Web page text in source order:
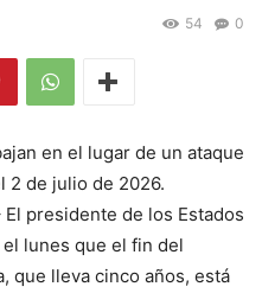
0
54
en el lugar de un ataque
2 de julio de 2026.
El presidente de los Estados
lunes que el fin del
que lleva cinco años, está